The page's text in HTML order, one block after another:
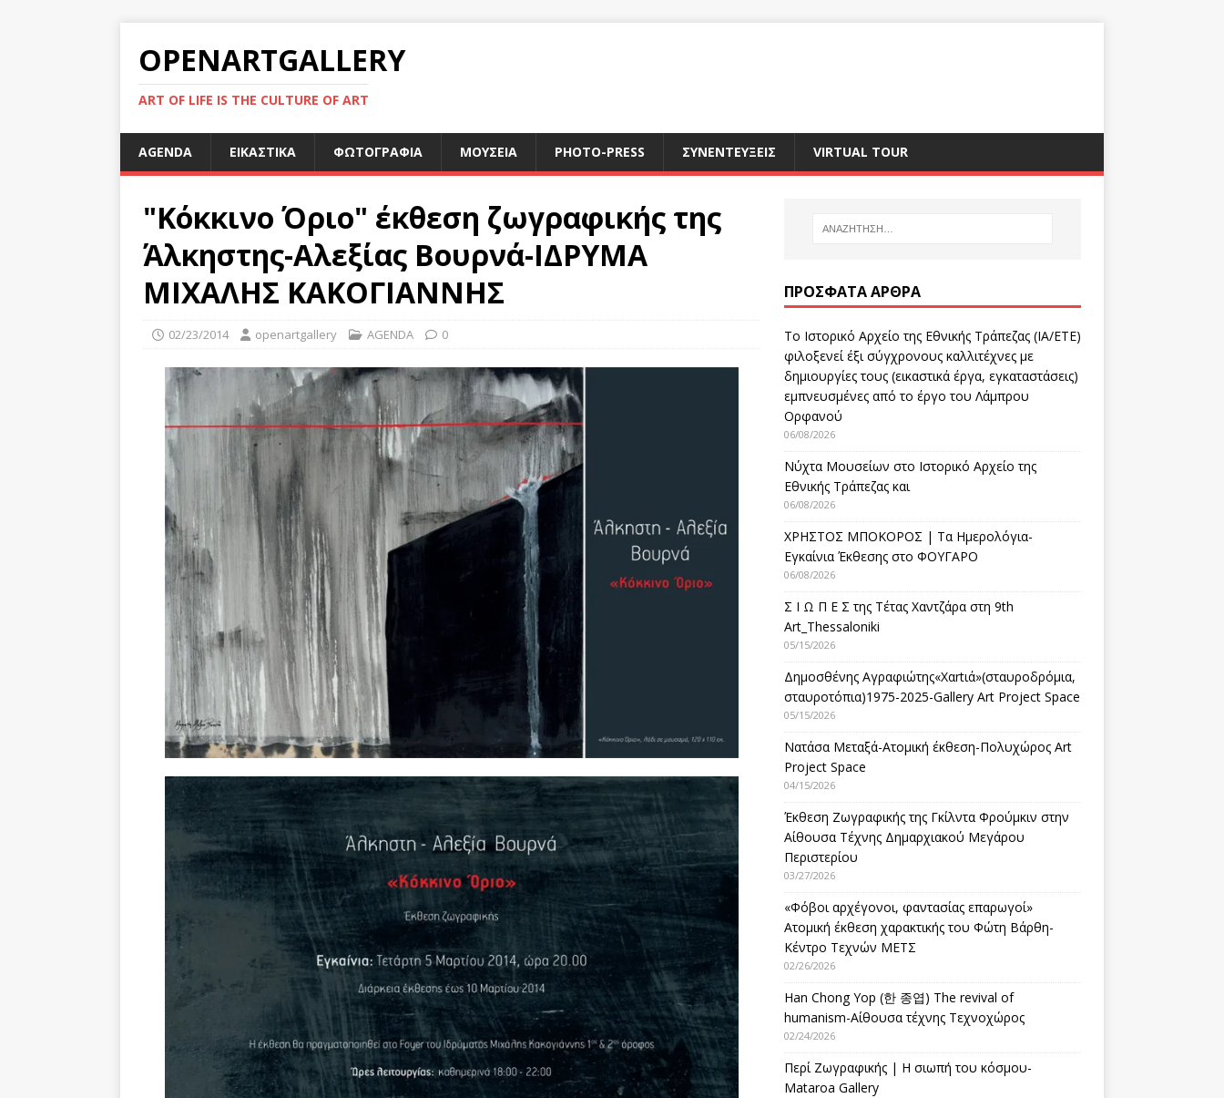
OPENARTGALLERY
ART OF LIFE IS THE CULTURE OF ART
AGENDA ΕΙΚΑΣΤΙΚΑ ΦΩΤΟΓΡΑΦΙΑ ΜΟΥΣΕΙΑ PHOTO-PRESS ΣΥΝΕΝΤΕΥΞΕΙΣ VIRTUAL TOUR
"Κόκκινο Όριο" έκθεση ζωγραφικής της
Άλκηστης-Αλεξίας Βουρνά-ΙΔΡΥΜΑ
ΜΙΧΑΛΗΣ ΚΑΚΟΓΙΑΝΝΗΣ
02/23/2014 openartgallery AGENDA 0
ΠΡΌΣΦΑΤΑ ΆΡΘΡΑ
Το Ιστορικό Αρχείο της Εθνικής Τράπεζας (ΙΑ/ΕΤΕ)
φιλοξενεί έξι σύγχρονους καλλιτέχνες με
δημιουργίες τους (εικαστικά έργα, εγκαταστάσεις)
εμπνευσμένες από το έργο του Λάμπρου
Ορφανού
06/08/2026
Νύχτα Μουσείων στο Ιστορικό Αρχείο της
Εθνικής Τράπεζας και
06/08/2026
ΧΡΗΣΤΟΣ ΜΠΟΚΟΡΟΣ | Τα Ημερολόγια-
Εγκαίνια Έκθεσης στο ΦΟΥΓΑΡΟ
06/08/2026
Σ Ι Ω Π Ε Σ της Τέτας Χαντζάρα στη 9th
Art_Thessaloniki
05/15/2026
Δημοσθένης Αγραφιώτης«Xαrtιά»(σταυροδρόμια,
σταυροτόπια)1975-2025-Gallery Art Project Space
05/15/2026
Νατάσα Μεταξά-Ατομική έκθεση-Πολυχώρος Art
Project Space
04/15/2026
Έκθεση Ζωγραφικής της Γκίλντα Φρούμκιν στην
Αίθουσα Τέχνης Δημαρχιακού Μεγάρου
Περιστερίου
03/27/2026
«Φόβοι αρχέγονοι, φαντασίας επαρωγοί»
Ατομική έκθεση χαρακτικής του Φώτη Βάρθη-
Κέντρο Τεχνών ΜΕΤΣ
02/26/2026
Han Chong Yop (한 종엽) The revival of
humanism-Αίθουσα τέχνης Τεχνοχώρος
02/24/2026
Περί Ζωγραφικής | Η σιωπή του κόσμου-
Mataroa Gallery